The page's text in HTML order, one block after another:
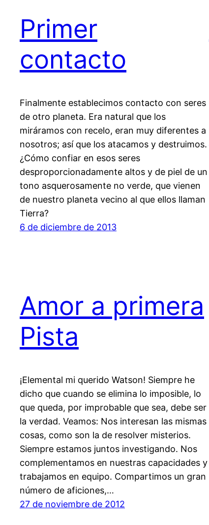
Primer
contacto
Finalmente establecimos contacto con seres
de otro planeta. Era natural que los
miráramos con recelo, eran muy diferentes a
nosotros; así que los atacamos y destruimos.
¿Cómo confiar en esos seres
desproporcionadamente altos y de piel de un
tono asquerosamente no verde, que vienen
de nuestro planeta vecino al que ellos llaman
Tierra?
6 de diciembre de 2013
Amor a primera
Pista
¡Elemental mi querido Watson! Siempre he
dicho que cuando se elimina lo imposible, lo
que queda, por improbable que sea, debe ser
la verdad. Veamos: Nos interesan las mismas
cosas, como son la de resolver misterios.
Siempre estamos juntos investigando. Nos
complementamos en nuestras capacidades y
trabajamos en equipo. Compartimos un gran
número de aficiones,…
27 de noviembre de 2012